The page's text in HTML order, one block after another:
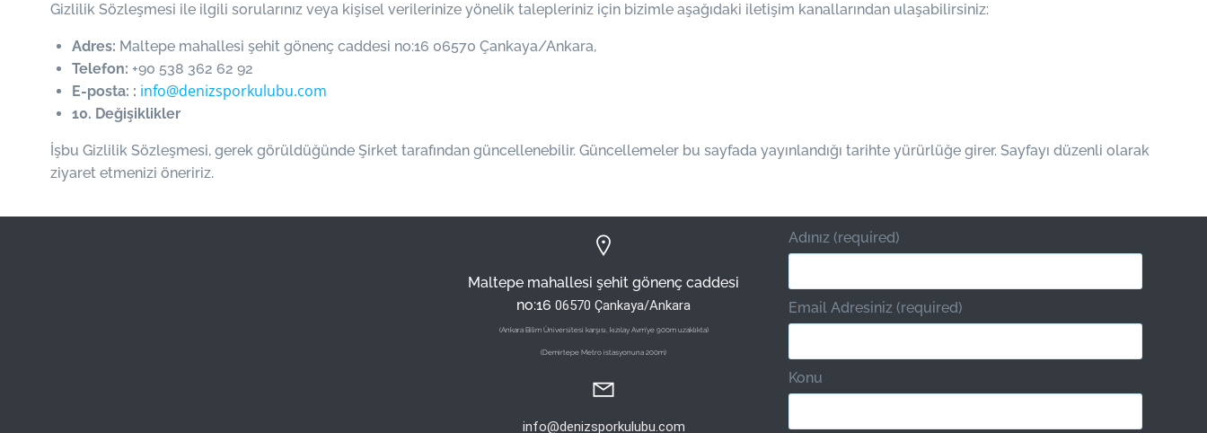
Gizlilik Sözleşmesi ile ilgili sorularınız veya kişisel verilerinize yönelik talepleriniz için bizimle aşağıdaki iletişim kanallarından ulaşabilirsiniz:
Adres: Maltepe mahallesi şehit gönenç caddesi no:16 06570 Çankaya/Ankara,
Telefon: +90 538 362 62 92
E-posta: : info@denizsporkulubu.com
10. Değişiklikler
İşbu Gizlilik Sözleşmesi, gerek görüldüğünde Şirket tarafından güncellenebilir. Güncellemeler bu sayfada yayınlandığı tarihte yürürlüğe girer. Sayfayı düzenli olarak
ziyaret etmenizi öneririz.
Maltepe mahallesi şehit gönenç caddesi
no:16 06570 Çankaya/Ankara
(Ankara Bilim Üniversitesi karşısı, kızılay Avm’ye 900m uzaklıkta)
(Demirtepe Metro istasyonuna 200m)
info@denizsporkulubu.com
Adınız (required)
Email Adresiniz (required)
Konu